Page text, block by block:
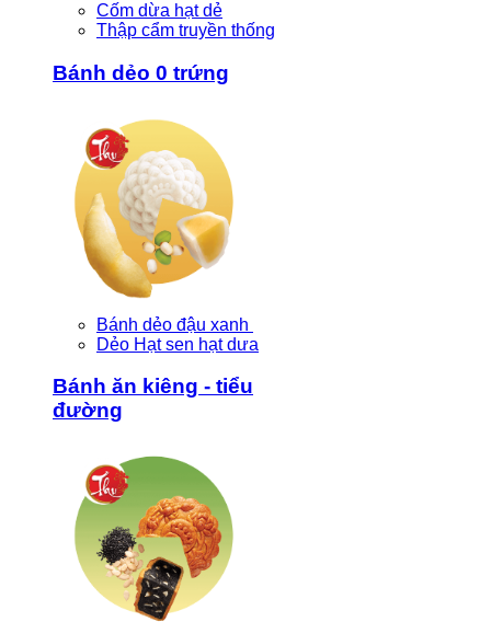
Cốm dừa hạt dẻ
Thập cẩm truyền thống
Bánh dẻo 0 trứng
Bánh dẻo đậu xanh
Dẻo Hạt sen hạt dưa
Bánh ăn kiêng - tiểu
đường